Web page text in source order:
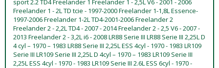
sport 2.2 TD4 Freelander 1 Freelander 1 - 2,5L V6 - 2001 - 2006
Freelander 1 - 2L TD tcie - 1997-2000 Freelander 1-1,8L Essence-
1997-2006 Freelander 1-2L TD4-2001-2006 Freelander 2
Freelander 2 - 2,2L TD4 - 2007 - 2014 Freelander 2 - 2,5 V6 - 2007 -
2013 Freelander 2 - 3,2L i6 - 2008 LR88 Serie III LR88 Serie III 2,25L D
4 cyl – 1970 – 1983 LR88 Serie III 2,25L ESS 4cyl - 1970 - 1983 LR109
Serie III LR109 Serie III 2,25L D 4cyl – 1970 – 1983 LR109 Serie III
2,25L ESS 4cyl - 1970 - 1983 LR109 Serie III 2.6L ESS 6cyl - 1970 -